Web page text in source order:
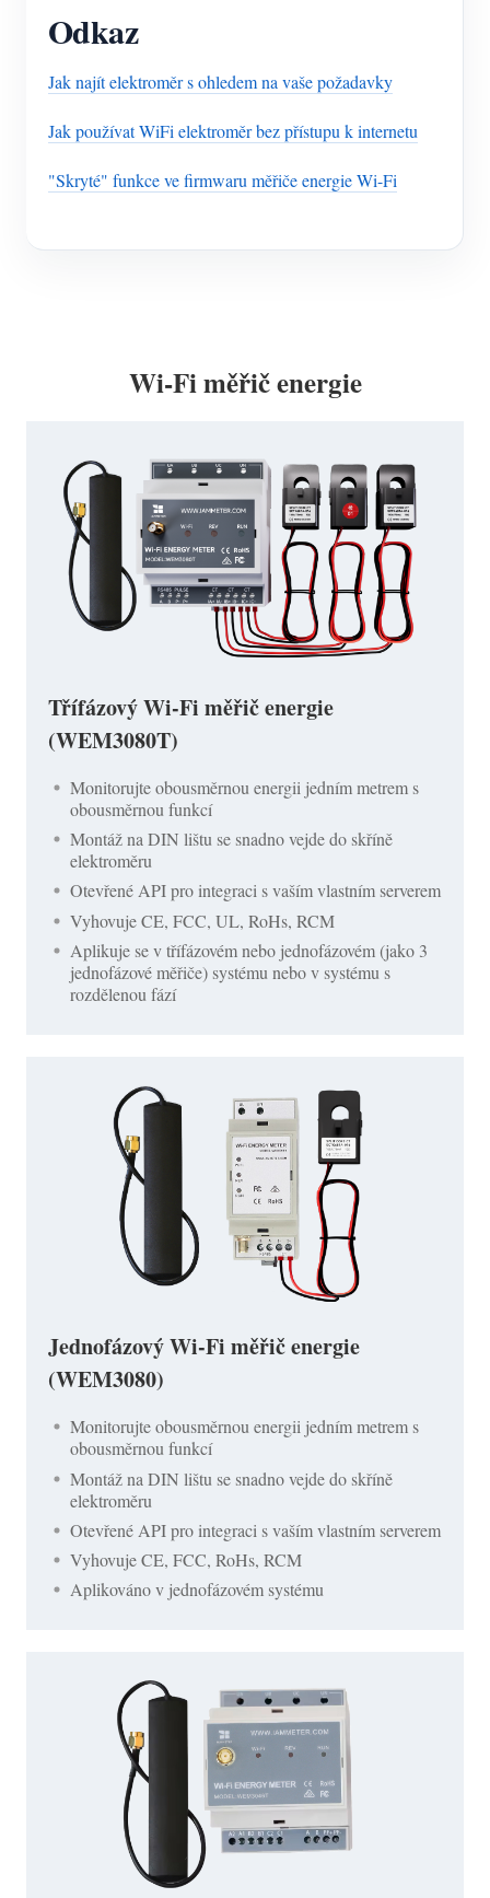
Odkaz
Jak najít elektroměr s ohledem na vaše požadavky
Jak používat WiFi elektroměr bez přístupu k internetu
"Skryté" funkce ve firmwaru měřiče energie Wi-Fi
Wi-Fi měřič energie
Třífázový Wi-Fi měřič energie
(WEM3080T)
Monitorujte obousměrnou energii jedním metrem s
obousměrnou funkcí
Montáž na DIN lištu se snadno vejde do skříně
elektroměru
Otevřené API pro integraci s vaším vlastním serverem
Vyhovuje CE, FCC, UL, RoHs, RCM
Aplikuje se v třífázovém nebo jednofázovém (jako 3
jednofázové měřiče) systému nebo v systému s
rozdělenou fází
Jednofázový Wi-Fi měřič energie
(WEM3080)
Monitorujte obousměrnou energii jedním metrem s
obousměrnou funkcí
Montáž na DIN lištu se snadno vejde do skříně
elektroměru
Otevřené API pro integraci s vaším vlastním serverem
Vyhovuje CE, FCC, RoHs, RCM
Aplikováno v jednofázovém systému